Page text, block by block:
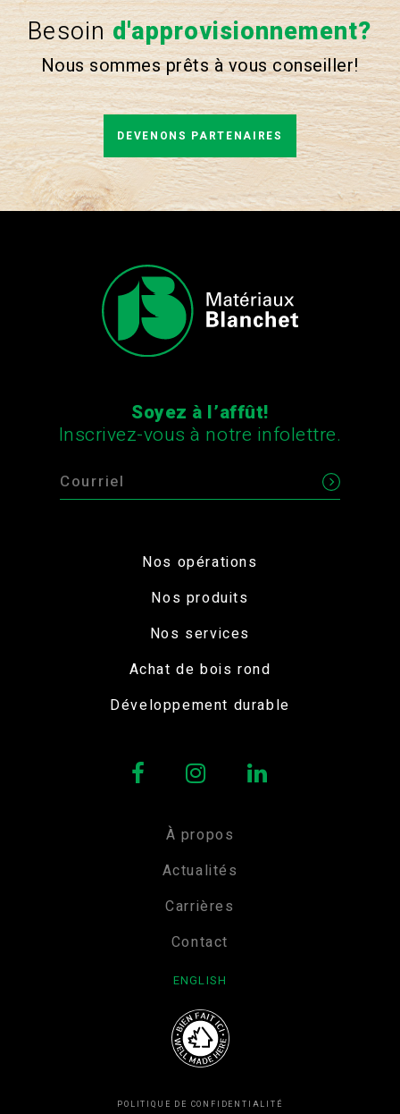
Besoind'approvisionnement?
Nous sommes prêts à vous conseiller!
DEVENONS PARTENAIRES
Soyez à l’affût!
Inscrivez-vous à notre infolettre.
Nos opérations
Nos produits
Nos services
Achat de bois rond
Développement durable
À propos
Actualités
Carrières
Contact
ENGLISH
POLITIQUE DE CONFIDENTIALITÉ